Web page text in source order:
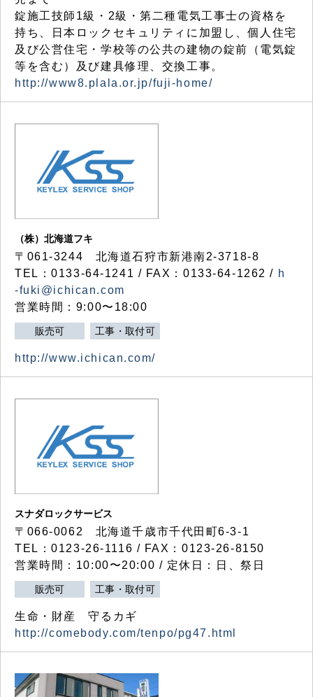
錠施工技師1級・2級・第二種電気工事士の資格を
持ち、日本ロックセキュリティに加盟し、個人住宅
及び公営住宅・学校等の公共の建物の錠前（電気錠
等を含む）及び建具修理、交換工事。
http://www8.plala.or.jp/fuji-home/
（株）北海道フキ
〒061-3244 北海道石狩市新港南2-3718-8
TEL：0133-64-1241 / FAX：0133-64-1262 / h
-fuki@ichican.com
営業時間：9:00〜18:00
販売可 工事・取付可
http://www.ichican.com/
スナダロックサービス
〒066-0062 北海道千歳市千代田町6-3-1
TEL：0123-26-1116 / FAX：0123-26-8150
営業時間：10:00〜20:00 / 定休日：日、祭日
販売可 工事・取付可
生命・財産 守るカギ
http://comebody.com/tenpo/pg47.html